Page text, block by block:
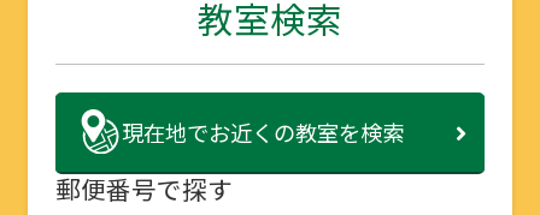
教室検索
現在地でお近くの教室を検索
郵便番号で探す